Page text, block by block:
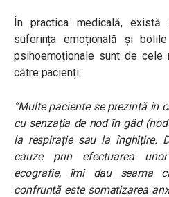
În practica medicală,
suferința emoțională și
psihoemoționale sunt de
către pacienți.
“Multe paciente se prezintă în
cu senzația de nod în gâd
la respirație sau la înghițire.
cauze prin efectuarea
ecografie, îmi dau seama
confruntă este somatizarea